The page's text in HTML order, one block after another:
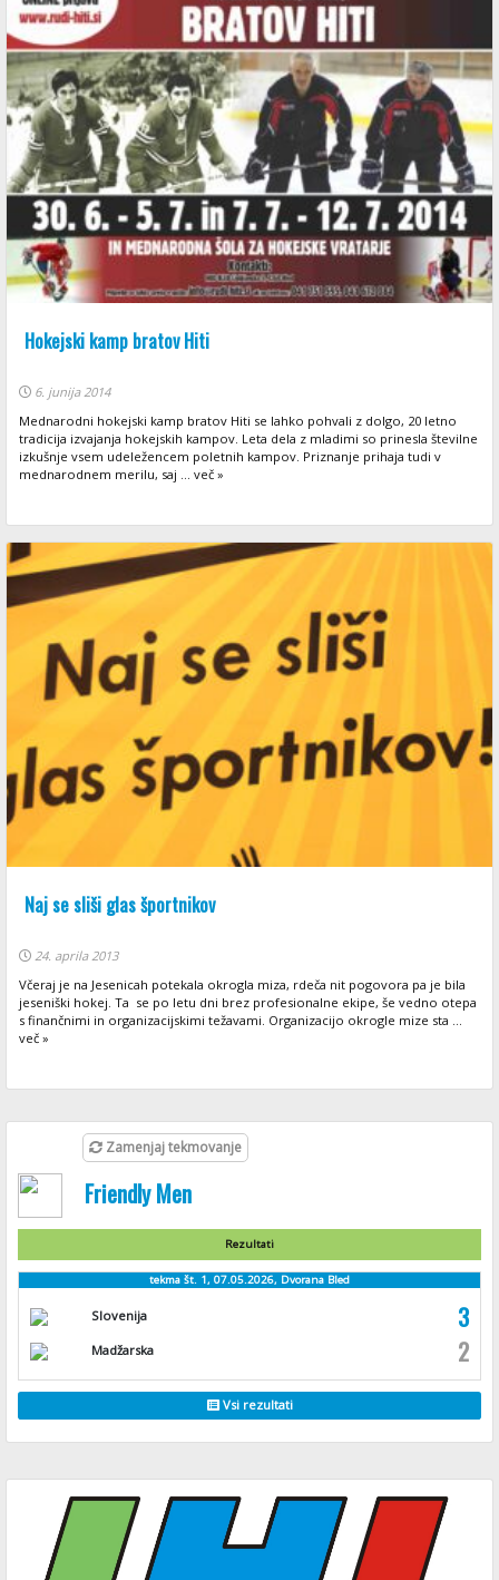
Hokejski kamp bratov Hiti
6. junija 2014
Mednarodni hokejski kamp bratov Hiti se lahko pohvali z dolgo, 20 letno
tradicija izvajanja hokejskih kampov. Leta dela z mladimi so prinesla številne
izkušnje vsem udeležencem poletnih kampov. Priznanje prihaja tudi v
mednarodnem merilu, saj ... več »
Naj se sliši glas športnikov
24. aprila 2013
Včeraj je na Jesenicah potekala okrogla miza, rdeča nit pogovora pa je bila
jeseniški hokej. Ta se po letu dni brez profesionalne ekipe, še vedno otepa
s finančnimi in organizacijskimi težavami. Organizacijo okrogle mize sta ...
več »
Zamenjaj tekmovanje
Friendly Men
Rezultati
tekma št. 1, 07.05.2026, Dvorana Bled
Slovenija 3
Madžarska 2
Vsi rezultati